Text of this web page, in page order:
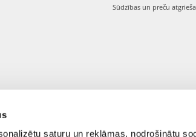
saturu un reklāmas, nodrošinātu
Sūdzības un preču